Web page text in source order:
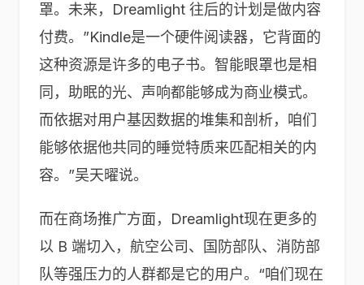
罩。未来，Dreamlight 往后的计划是做内容
付费。”Kindle是一个硬件阅读器，它背面的
这种资源是许多的电子书。智能眼罩也是相
同，助眠的光、声响都能够成为商业模式。
而依据对用户基因数据的堆集和剖析，咱们
能够依据他共同的睡觉特质来匹配相关的内
容。”吴天曜说。
而在商场推广方面，Dreamlight现在更多的
以 B 端切入，航空公司、国防部队、消防部
队等强压力的人群都是它的用户。“咱们现在